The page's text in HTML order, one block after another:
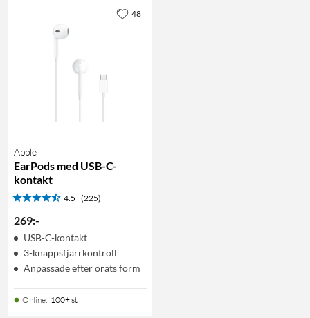
Apple
EarPods med USB-C-
kontakt
4.5 (225)
269:-
USB-C-kontakt
3-knappsfjärrkontroll
Anpassade efter örats form
Online: 100+ st
48